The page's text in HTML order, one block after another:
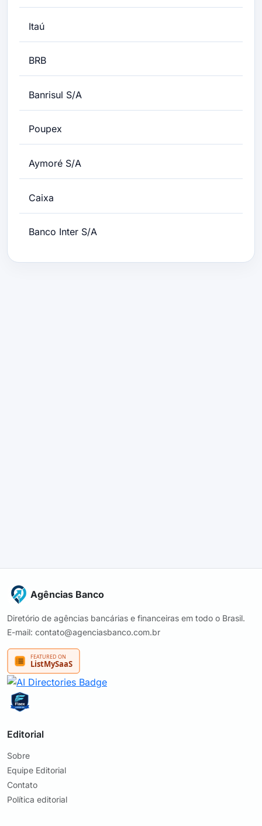
Itaú
BRB
Banrisul S/A
Poupex
Aymoré S/A
Caixa
Banco Inter S/A
Agências Banco
Diretório de agências bancárias e financeiras em todo o Brasil.
E-mail: contato@agenciasbanco.com.br
Editorial
Sobre
Equipe Editorial
Contato
Política editorial